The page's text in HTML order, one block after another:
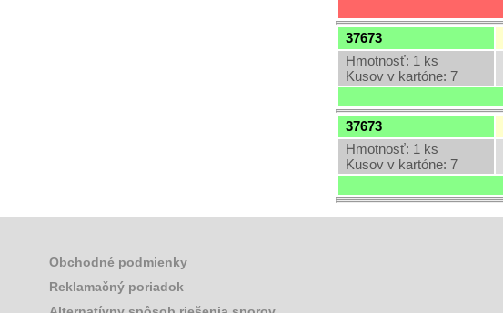
37673
Hmotnosť: 1 ks
Kusov v kartóne: 7
37673
Hmotnosť: 1 ks
Kusov v kartóne: 7
Obchodné podmienky
Reklamačný poriadok